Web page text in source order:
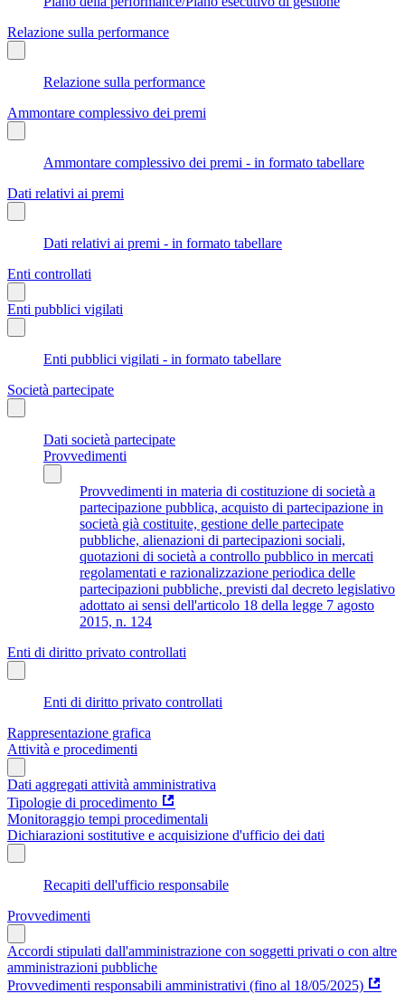
Relazione sulla performance
Relazione sulla performance
Ammontare complessivo dei premi
Ammontare complessivo dei premi - in formato tabellare
Dati relativi ai premi
Dati relativi ai premi - in formato tabellare
Enti controllati
Enti pubblici vigilati
Enti pubblici vigilati - in formato tabellare
Società partecipate
Dati società partecipate
Provvedimenti
Provvedimenti in materia di costituzione di società a
partecipazione pubblica, acquisto di partecipazione in
società già costituite, gestione delle partecipate
pubbliche, alienazioni di partecipazioni sociali,
quotazioni di società a controllo pubblico in mercati
regolamentati e razionalizzazione periodica delle
partecipazioni pubbliche, previsti dal decreto legislativo
adottato ai sensi dell'articolo 18 della legge 7 agosto
2015, n. 124
Enti di diritto privato controllati
Enti di diritto privato controllati
Rappresentazione grafica
Attività e procedimenti
Dati aggregati attività amministrativa
Tipologie di procedimento
Monitoraggio tempi procedimentali
Dichiarazioni sostitutive e acquisizione d'ufficio dei dati
Recapiti dell'ufficio responsabile
Provvedimenti
Accordi stipulati dall'amministrazione con soggetti privati o con altre
amministrazioni pubbliche
Provvedimenti responsabili amministrativi (fino al 18/05/2025)